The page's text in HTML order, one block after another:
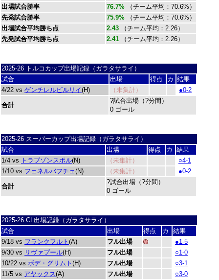
出場試合勝率
76.7% （チーム平均：70.6%）
先発試合勝率
75.9% （チーム平均：70.6%）
出場試合平均勝ち点
2.43 （チーム平均：2.26）
先発試合平均勝ち点
2.41 （チーム平均：2.26）
2025-26 トルコカップ出場記録（ガラタサライ）
試合
出場 得点 カ 結果
4/22 vs ゲンチレルビルリイ(H) （未集計） ●0-2
合計
?試合出場（?分間）
0 ゴール
2025-26 スーパーカップ出場記録（ガラタサライ）
試合
出場 得点 カ
結果
1/4 vs トラブゾンスポル(N) （未集計）
○4-1
1/10 vs フェネルバフチェ(N) （未集計） ●0-2
合計
?試合出場（?分間）
0 ゴール
2025-26 CL出場記録（ガラタサライ）
試合
出場 得点 カ
結果
9/18 vs フランクフルト (A) フル出場
●1-5
9/30 vs リヴァプール(H) フル出場
○1-0
10/22 vs ボデ・グリムト (H) フル出場
○3-1
11/5 vs アヤックス(A) フル出場
○3-0